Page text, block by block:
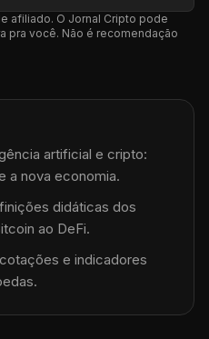
afiliado. O Jornal Cripto pode
pra você. Não é recomendação
artificial e cripto:
a nova economia.
didáticas dos
ao DeFi.
e indicadores